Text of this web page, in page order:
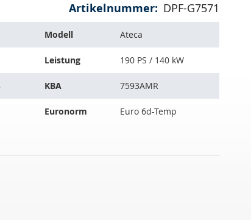
Artikelnummer DPF-G7571
Modell Ateca
Leistung 190 PS / 140 kW
KBA 7593AMR
Euronorm Euro 6d-Temp